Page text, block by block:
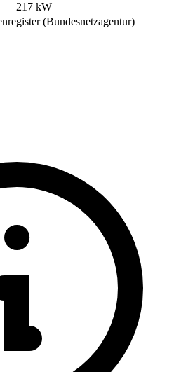
217 kW
—
(Bundesnetzagentur)